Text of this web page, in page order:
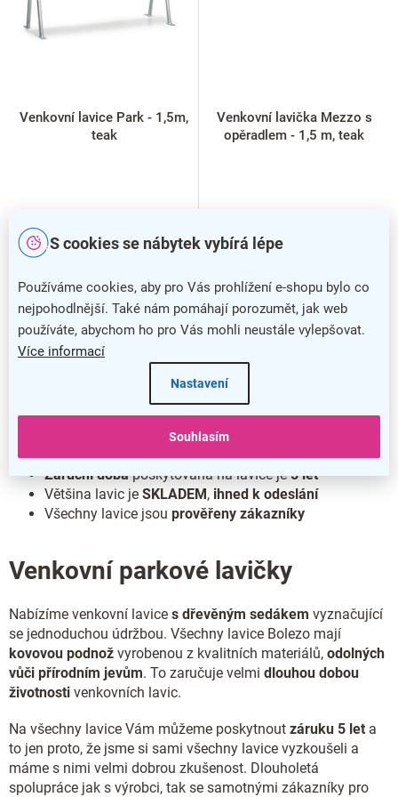
S cookies se nábytek vybírá lépe
Používáme cookies, aby pro Vás prohlížení e-shopu bylo co
nejpohodlnější. Také nám pomáhají porozumět, jak web
používáte, abychom ho pro Vás mohli neustále vylepšovat.
Více informací
Nastavení
Souhlasím
Venkovní lavice Park - 1,5m,
teak
Venkovní lavička Mezzo s
opěradlem - 1,5 m, teak
O
á
d
c
í
p
r
v
k
v
ý
i
s
u
4 položek celkem
Vyrobeno z kvalitních materiálů
Dopravalavic je vždyZDARMA
Záruční dobaposkytovaná na lavice je5 let
Většina lavic je SKLADEM, ihned k odeslání
Všechny lavice jsou prověřeny zákazníky
Venkovní parkové lavičky
Nabízíme venkovní lavice s dřevěným sedákem vyznačující
se jednoduchou údržbou. Všechny lavice Bolezo mají
kovovou podnož vyrobenou z kvalitních materiálů, odolných
vůči přírodním jevům. To zaručuje velmi dlouhou dobou
životnosti venkovních lavic.
Na všechny lavice Vám můžeme poskytnout záruku 5 let a
to jen proto, že jsme si sami všechny lavice vyzkoušeli a
máme s nimi velmi dobrou zkušenost. Dlouholetá
spolupráce jak s výrobci, tak se samotnými zákazníky pro